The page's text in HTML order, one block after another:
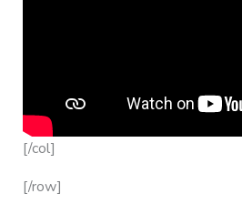
[/col]
[/row]